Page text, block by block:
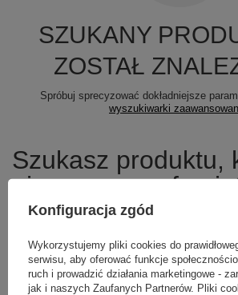
SZUKANY
ZOSTAŁ
Spróbuj sprecyzować dokładniejsze
wyszukiwarki
Szukasz produktu,
nie mamy w
Jeśli nie znalazłeś w naszej ofercie produktu, a
przesłać nam opis szukanego przedmiotu. Aby
byćzalogowany.
Konfiguracja zgód
Wykorzystujemy pliki cookies do
serwisu, aby oferować funkcje
ruch i prowadzić działania marketingowe -
jak i naszych Zaufanych Partnerów. Pliki